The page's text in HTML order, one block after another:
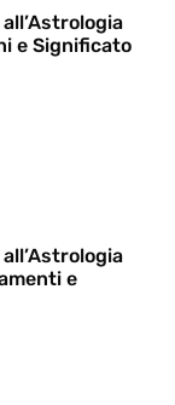
e Significato
e